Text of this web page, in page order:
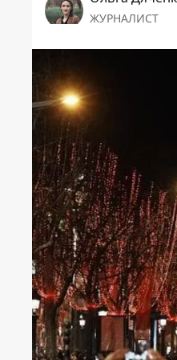
ЖУРНАЛИСТ